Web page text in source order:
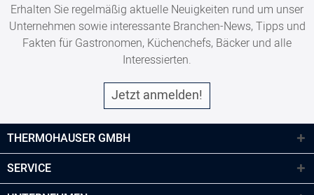
Erhalten Sie regelmäßig aktuelle Neuigkeiten rund um unser
Unternehmen sowie interessante Branchen-News, Tipps und
Fakten für Gastronomen, Küchenchefs, Bäcker und alle
Interessierten.
Jetzt anmelden!
THERMOHAUSER GMBH
SERVICE